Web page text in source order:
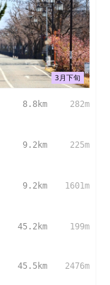
3月下旬
8.8km 282m
9.2km 225m
9.2km 1601m
45.2km 199m
45.5km 2476m